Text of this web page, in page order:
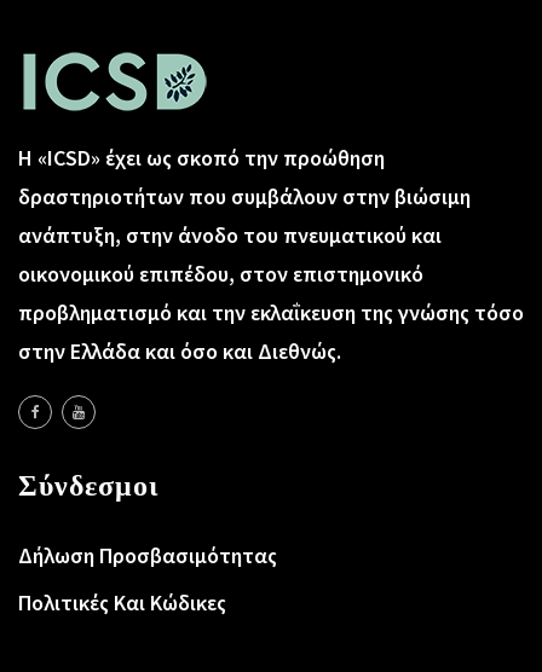
Η «ICSD» έχει ως σκοπό την προώθηση
δραστηριοτήτων που συμβάλουν στην βιώσιμη
ανάπτυξη, στην άνοδο του πνευματικού και
οικονομικού επιπέδου, στον επιστημονικό
προβληματισμό και την εκλαΐκευση της γνώσης τόσο
στην Ελλάδα και όσο και Διεθνώς.
Σύνδεσμοι
Δήλωση Προσβασιμότητας
Πολιτικές Και Κώδικες